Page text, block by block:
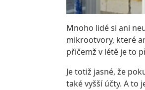
Mnoho lidé si ani
mikrootvory, které
přičemž v létě je to
Je totiž jasné, že
také vyšší účty. A to